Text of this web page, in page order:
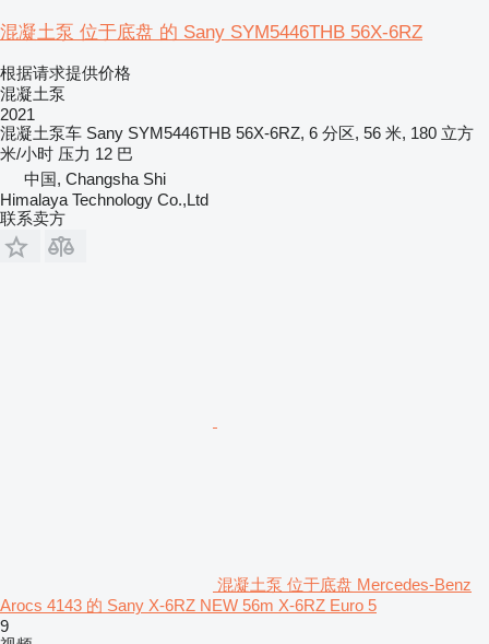
混凝土泵 位于底盘 的 Sany SYM5446THB 56X-6RZ
根据请求提供价格
混凝土泵
2021
混凝土泵车 Sany SYM5446THB 56X-6RZ, 6 分区, 56 米, 180 立方
米/小时 压力 12 巴
中国, Changsha Shi
Himalaya Technology Co.,Ltd
联系卖方
混凝土泵 位于底盘 Mercedes-Benz
Arocs 4143 的 Sany X-6RZ NEW 56m X-6RZ Euro 5
9